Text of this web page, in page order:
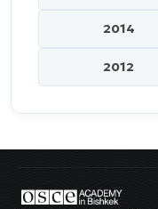
2014
2012